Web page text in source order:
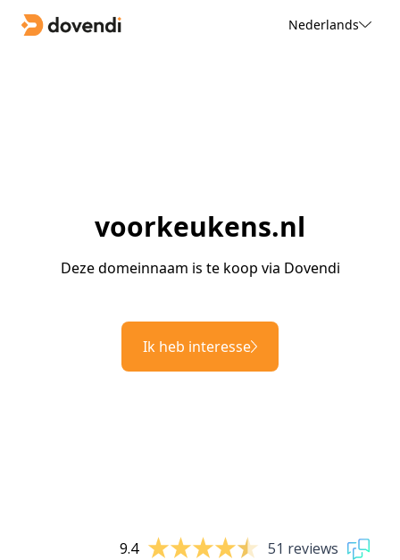
Nederlands
voorkeukens.nl
Deze domeinnaam is te koop via Dovendi
Ik heb interesse
9.4 51 reviews